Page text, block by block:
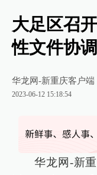
大足区召
性文件协
华龙网-新重庆客户端
2023-06-12 15:18:54
华龙网-新